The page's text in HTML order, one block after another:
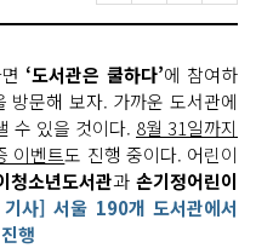
이
R
L
복
사
N
유
하
기
자
크
게
변
경
하
기
자
작
게
변
경
하
기
‘도서관은 쿨하다’에 참여하
방문해 보자. 가까운 도서관에
수 있을 것이다. 8월 31일까지
이벤트도 진행 중이다. 어린이
청소년도서관과 손기정어린이
사] 서울 190개 도서관에서
행